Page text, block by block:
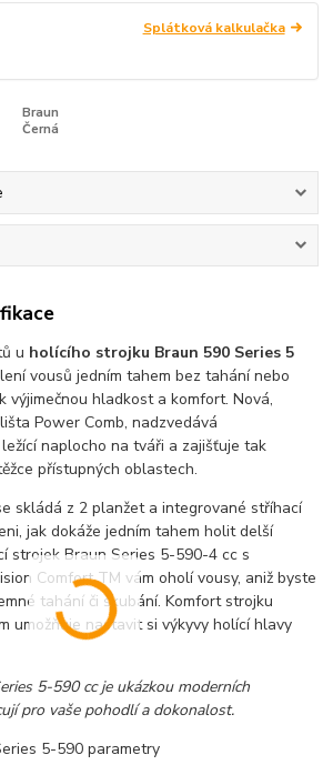
Splátková kalkulačka
Braun
Černá
u holícího strojku Braun 590 Series 5
vousů jedním tahem bez tahání nebo
výjimečnou hladkost a komfort. Nová,
Power Comb, nadzvedává
naplocho na tváři a zajišťuje tak
přístupných oblastech.
skládá z 2 planžet a integrované stříhací
jak dokáže jedním tahem holit delší
strojek Braun Series 5-590-4 cc s
Comfort TM vám oholí vousy, aniž byste
tahání či škubání. Komfort strojku
umožňuje nastavit si výkyvy holící hlavy
5-590 cc je ukázkou moderních
pro vaše pohodlí a dokonalost.
5-590 parametry